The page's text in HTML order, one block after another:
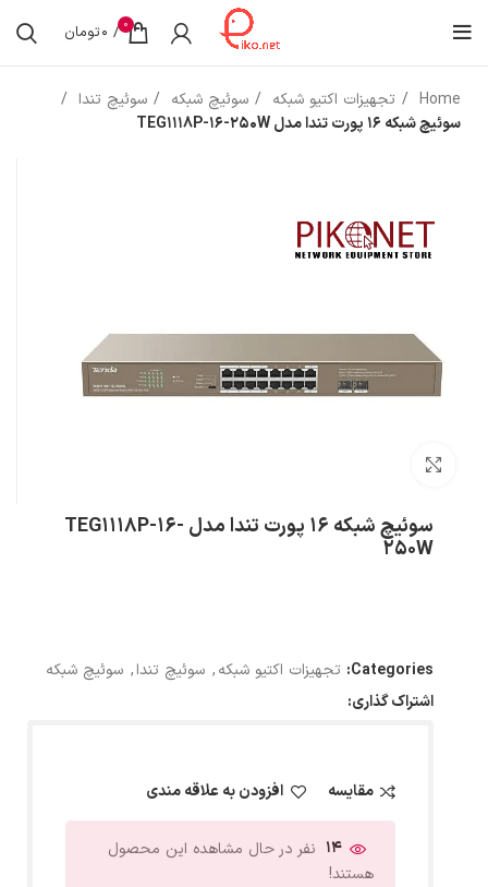
0
/
0تومان
Home تجهیزات اکتیو شبکه سوئیچ شبکه
سوئیچ تندا
سوئیچ شبکه 16 پورت تندا مدل TEG1118P-16-250W
سوئیچ شبکه 16 پورت تندا مدل TEG1118P-16-
250W
Categories: تجهیزات اکتیو شبکه, سوئیچ تندا, سوئیچ شبکه
اشتراک گذاری:
مقایسه افزودن به علاقه مندی
14 نفر در حال مشاهده این محصول
هستند!